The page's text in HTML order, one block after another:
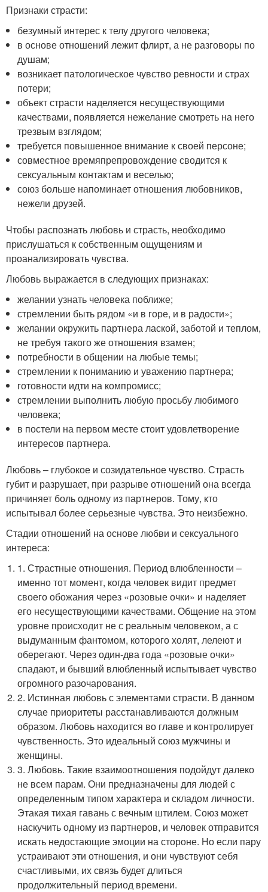
Признаки страсти:
безумный интерес к телу другого человека;
в основе отношений лежит флирт, а не разговоры по
душам;
возникает патологическое чувство ревности и страх
потери;
объект страсти наделяется несуществующими
качествами, появляется нежелание смотреть на него
трезвым взглядом;
требуется повышенное внимание к своей персоне;
совместное времяпрепровождение сводится к
сексуальным контактам и веселью;
союз больше напоминает отношения любовников,
нежели друзей.
Чтобы распознать любовь и страсть, необходимо
прислушаться к собственным ощущениям и
проанализировать чувства.
Любовь выражается в следующих признаках:
желании узнать человека поближе;
стремлении быть рядом «и в горе, и в радости»;
желании окружить партнера лаской, заботой и теплом,
не требуя такого же отношения взамен;
потребности в общении на любые темы;
стремлении к пониманию и уважению партнера;
готовности идти на компромисс;
стремлении выполнить любую просьбу любимого
человека;
в постели на первом месте стоит удовлетворение
интересов партнера.
Любовь – глубокое и созидательное чувство. Страсть
губит и разрушает, при разрыве отношений она всегда
причиняет боль одному из партнеров. Тому, кто
испытывал более серьезные чувства. Это неизбежно.
Стадии отношений на основе любви и сексуального
интереса:
1. Страстные отношения. Период влюбленности –
именно тот момент, когда человек видит предмет
своего обожания через «розовые очки» и наделяет
его несуществующими качествами. Общение на этом
уровне происходит не с реальным человеком, а с
выдуманным фантомом, которого холят, лелеют и
оберегают. Через один-два года «розовые очки»
спадают, и бывший влюбленный испытывает чувство
огромного разочарования.
2. Истинная любовь с элементами страсти. В данном
случае приоритеты расстанавливаются должным
образом. Любовь находится во главе и контролирует
чувственность. Это идеальный союз мужчины и
женщины.
3. Любовь. Такие взаимоотношения подойдут далеко
не всем парам. Они предназначены для людей с
определенным типом характера и складом личности.
Этакая тихая гавань с вечным штилем. Союз может
наскучить одному из партнеров, и человек отправится
искать недостающие эмоции на стороне. Но если пару
устраивают эти отношения, и они чувствуют себя
счастливыми, их связь будет длиться
продолжительный период времени.